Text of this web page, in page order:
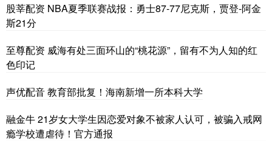
股莘配资 NBA夏季联赛战报：勇士87-77尼克斯，贾登-阿金
斯21分
至尊配资 威海有处三面环山的“桃花源”，留有不为人知的红
色印记
声优配音 教育部批复！海南新增一所本科大学
融金牛 21岁女大学生因恋爱对象不被家人认可，被骗入戒网
瘾学校遭虐待！官方通报